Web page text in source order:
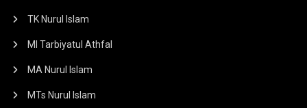
TK Nurul Islam
MI Tarbiyatul Athfal
MA Nurul Islam
MTs Nurul Islam